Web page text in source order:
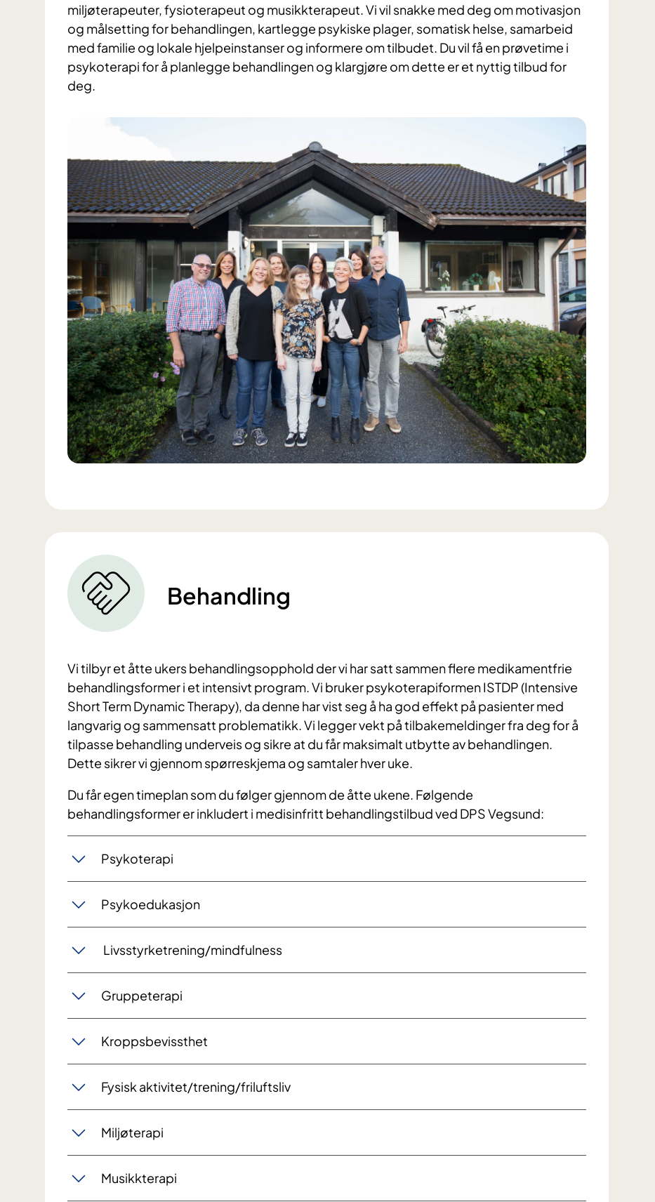
miljøterapeuter, fysioterapeut og musikkterapeut. Vi vil snakke med deg om motivasjon
og målsetting for behandlingen, kartlegge psykiske plager, somatisk helse, samarbeid
med familie og lokale hjelpeinstanser og informere om tilbudet. Du vil få en prøvetime i
psykoterapi for å planlegge behandlingen og klargjøre om dette er et nyttig tilbud for
deg.
Behandling
Vi tilbyr et åtte ukers behandlingsopphold der vi har satt sammen flere medikamentfrie
behandlingsformer i et intensivt program. Vi bruker psykoterapiformen ISTDP (Intensive
Short Term Dynamic Therapy), da denne har vist seg å ha god effekt på pasienter med
langvarig og sammensatt problematikk. Vi legger vekt på tilbakemeldinger fra deg for å
tilpasse behandling underveis og sikre at du får maksimalt utbytte av behandlingen.
Dette sikrer vi gjennom spørreskjema og samtaler hver uke.
Du får egen timeplan som du følger gjennom de åtte ukene. Følgende
behandlingsformer er inkludert i medisinfritt behandlingstilbud ved DPS Vegsund:
Psykoterapi
Psykoedukasjon
Livsstyrketrening/mindfulness
Gruppeterapi
Kroppsbevissthet
Fysisk aktivitet/trening/friluftsliv
Miljøterapi
Musikkterapi